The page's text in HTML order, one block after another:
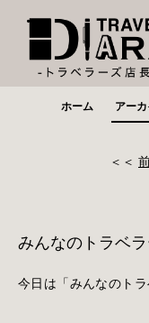
ホーム アー
＜＜
みんなのトラベ
今日は「みんなのト